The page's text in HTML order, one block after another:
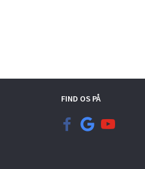
FIND OS PÅ